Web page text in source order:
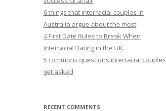
:6 things that interracial couples in
Australia argue about the most
4 First Date Rules to Break When
Interracial Dating in the UK.
5 commons questions interracial couples
get asked
RECENT COMMENTS